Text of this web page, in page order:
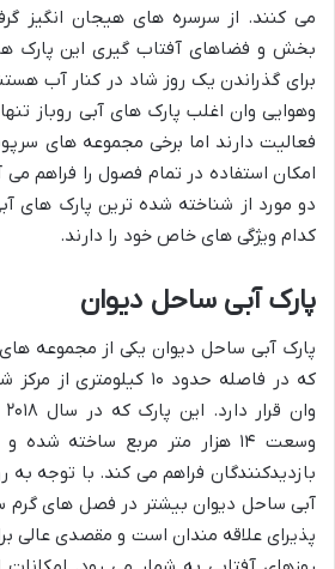
می کنند. از سرسره های هیجان انگیز
بخش و فضاهای آفتاب گیری این پارک
برای گذراندن یک روز شاد در کنار آب
وهوایی وان اغلب پارک های آبی روباز
فعالیت دارند اما برخی مجموعه های
امکان استفاده در تمام فصول را فراهم می
دو مورد از شناخته شده ترین پارک های
کدام ویژگی های خاص خود را دارند.
پارک آبی ساحل دیوان
پارک آبی ساحل دیوان یکی از مجموعه
که در فاصله حدود ۱۰
وسعت ۱۴ هزار متر مربع ساخته
بازدیدکنندگان فراهم می کند. با توجه به
آبی ساحل دیوان بیشتر در فصل های گرم
پذیرای علاقه مندان است و مقصدی عالی